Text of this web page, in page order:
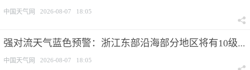
中国天气网 2026-08-07 18:05
强对流天气蓝色预警：浙江东部沿海部分地区将有10级...
中国天气网 2026-08-07 18:05